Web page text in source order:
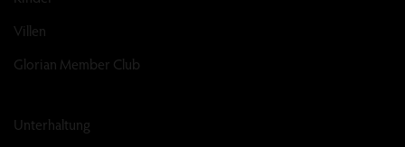
Villen
Glorian Member Club
Unterhaltung